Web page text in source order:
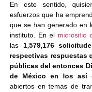
En este sentido,
esfuerzos que ha
que se han generado en
instituto. En el micrositio
las 1,579,176
respectivas respuestas
públicas del entonces
de México en los así
abiertos en temas de